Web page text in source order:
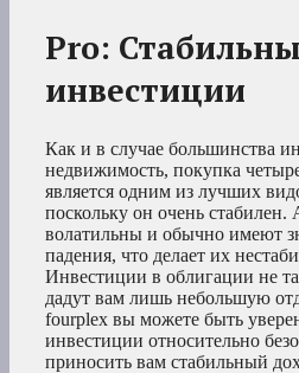
Pro:
инвестиции
Как и в случае большинства
недвижимость, покупка
является одним из лучших
поскольку он очень
волатильны и обычно имеют
падения, что делает их
Инвестиции в облигации не
дадут вам лишь небольшую
fourplex вы можете быть
инвестиции относительно
приносить вам стабильный